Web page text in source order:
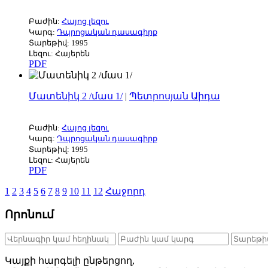
Բաժին: Հայոց լեզու
Կարգ: Դպրոցական դասագիրք
Տարեթիվ: 1995
Լեզու: Հայերեն
PDF
Մատենիկ 2 /մաս 1/| Պետրոսյան Աիդա
Բաժին: Հայոց լեզու
Կարգ: Դպրոցական դասագիրք
Տարեթիվ: 1995
Լեզու: Հայերեն
PDF
1 2 3 4 5 6 7 8 9 10 11 12 Հաջորդ
Որոնում
Կայքի հարգելի ընթերցող,